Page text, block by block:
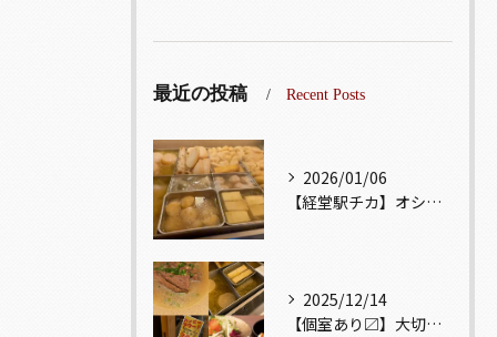
最近の投稿 Recent Posts
2026/01/06
【経堂駅チカ】オシャレ居酒屋🏮出汁が美味しいおでんがオススメ...
2025/12/14
【個室あり〼】大切な記念日、お祝い事でのご来店ぜひお待ちして...